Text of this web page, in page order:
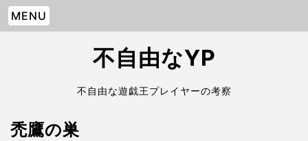
MENU
不自由なYP
不自由な遊戯王プレイヤーの考察
禿鷹の巣